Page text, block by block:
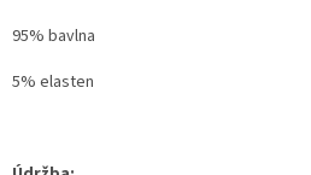
95% bavlna
5% elasten